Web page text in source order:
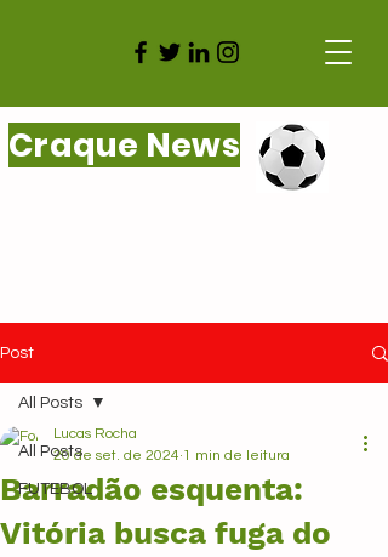
Craque News
Post
All Posts
FUTEBOL
All Posts
Barradão esquenta:
Vitória busca fuga do
Lucas Rocha
20 de set. de 2024 1 min de leitura